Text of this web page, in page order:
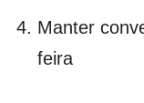
Manter
feira